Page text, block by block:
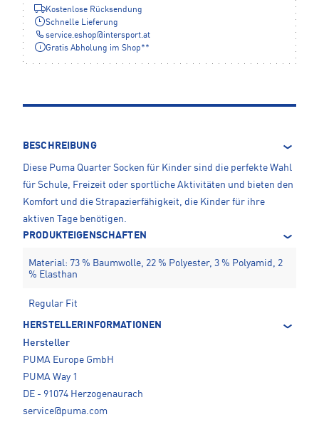
Kostenlose Rücksendung
Schnelle Lieferung
service.eshop@intersport.at
Gratis Abholung im Shop**
BESCHREIBUNG
Diese Puma Quarter Socken für Kinder sind die perfekte Wahl
für Schule, Freizeit oder sportliche Aktivitäten und bieten den
Komfort und die Strapazierfähigkeit, die Kinder für ihre
aktiven Tage benötigen.
PRODUKTEIGENSCHAFTEN
Material: 73 % Baumwolle, 22 % Polyester, 3 % Polyamid, 2
% Elasthan
Regular Fit
HERSTELLERINFORMATIONEN
Hersteller
PUMA Europe GmbH
PUMA Way 1
DE - 91074 Herzogenaurach
service@puma.com